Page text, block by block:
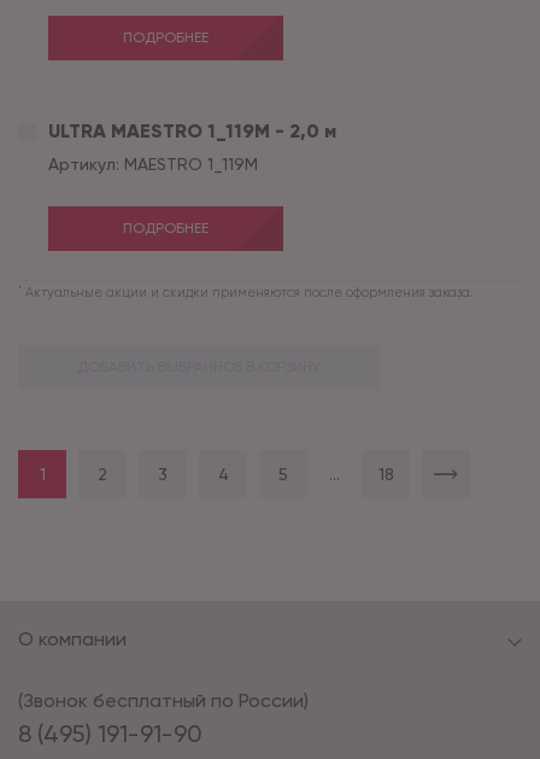
ПОДРОБНЕЕ
ULTRA MAESTRO 1_119M - 2,0 м
Артикул: MAESTRO 1_119M
ПОДРОБНЕЕ
* Актуальные акции и скидки применяются после оформления заказа.
1 2 3 4 5 ... 18
8 (495) 191-91-90
(Звонок бесплатный по России)
О компании